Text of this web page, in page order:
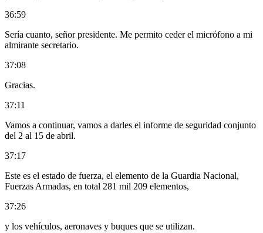
36:59
Sería cuanto, señor presidente. Me permito ceder el micrófono a mi
almirante secretario.
37:08
Gracias.
37:11
Vamos a continuar, vamos a darles el informe de seguridad conjunto
del 2 al 15 de abril.
37:17
Este es el estado de fuerza, el elemento de la Guardia Nacional,
Fuerzas Armadas, en total 281 mil 209 elementos,
37:26
y los vehículos, aeronaves y buques que se utilizan.